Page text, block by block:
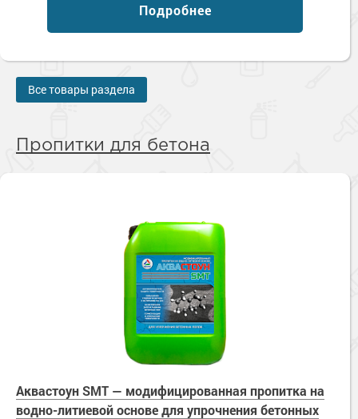
Подробнее
Все товары раздела
Пропитки для бетона
Аквастоун SMT — модифицированная пропитка на
водно-литиевой основе для упрочнения бетонных